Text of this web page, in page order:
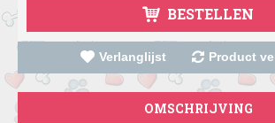
BESTELLEN
Verlanglijst Product
OMSCHRIJVING